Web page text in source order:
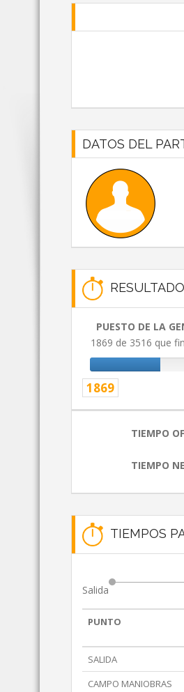
DATOS DEL
PUESTO DE LA
1869 de 3516 que
1869
TIEMPO
TIEMPO
TIEMPOS
Salida
PUNTO
SALIDA
CAMPO MANIOBRAS